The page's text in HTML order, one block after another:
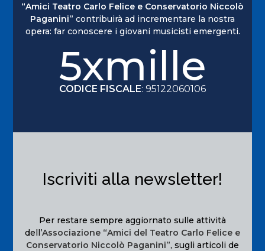
“Amici Teatro Carlo Felice e Conservatorio Niccolò
Paganini” contribuirà ad incrementare la nostra
opera: far conoscere i giovani musicisti emergenti.
5xmille
CODICE FISCALE: 95122060106
Iscriviti alla newsletter!
Per restare sempre aggiornato sulle attività
dell’Associazione “Amici del Teatro Carlo Felice e
Conservatorio Niccolò Paganini”, sugli articoli de